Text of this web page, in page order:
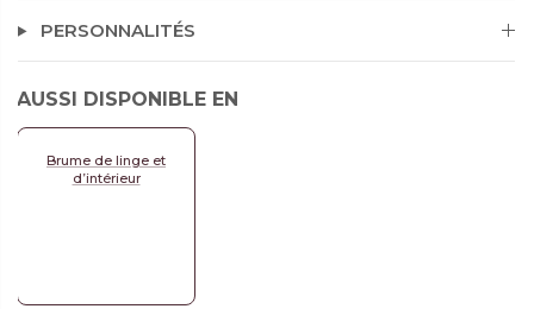
PERSONNALITÉS
AUSSI DISPONIBLE EN
Brume de linge et
d’intérieur